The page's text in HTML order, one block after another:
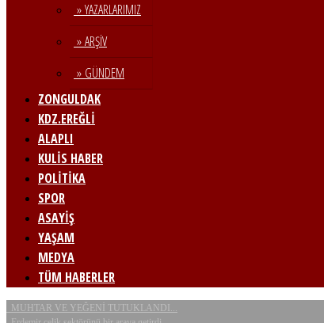
» YAZARLARIMIZ
» ARŞİV
» GÜNDEM
ZONGULDAK
KDZ.EREĞLİ
ALAPLI
KULİS HABER
POLİTİKA
SPOR
ASAYİŞ
YAŞAM
MEDYA
TÜM HABERLER
MUHTAR VE YEĞENİ TUTUKLANDI...